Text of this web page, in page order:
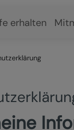
erhalten